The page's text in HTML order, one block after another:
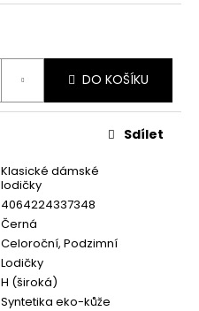
DO KOŠÍKU
Klasické dámské
lodičky
4064224337348
Černá
Celoroční, Podzimní
Lodičky
H (široká)
Syntetika eko-kůže
Sdílet